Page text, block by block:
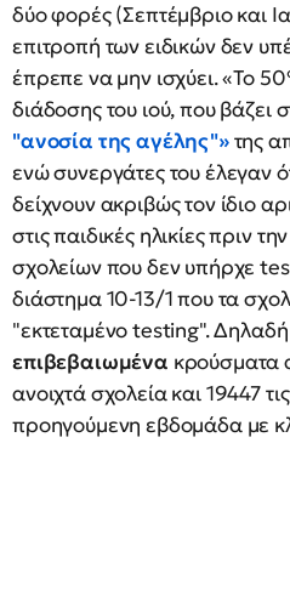
δύο φορές (Σεπτέμβριο και
επιτροπή των ειδικών δεν
έπρεπε να μην ισχύει. «Το
διάδοσης του ιού, που βάζει
"ανοσία της αγέλης"»της
ενώ συνεργάτες του έλεγαν
δείχνουν ακριβώς τον ίδιο
στις παιδικές ηλικίες πριν
σχολείων που δεν υπήρχε
διάστημα 10-13/1 που τα
"εκτεταμένο testing".
επιβεβαιωμένα κρούσματα
ανοιχτά σχολεία και 19447
προηγούμενη εβδομάδα με